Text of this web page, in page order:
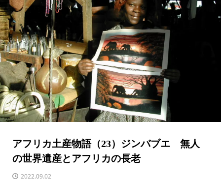
アフリカ土産物語（23）ジンバブエ 無人
の世界遺産とアフリカの長老
2022.09.02